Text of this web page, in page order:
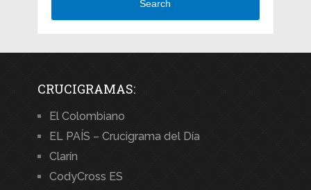
Search
CRUCIGRAMAS:
El Colombiano
EL PAÍS – Crucigrama del Día
Clarín
CodyCross ES